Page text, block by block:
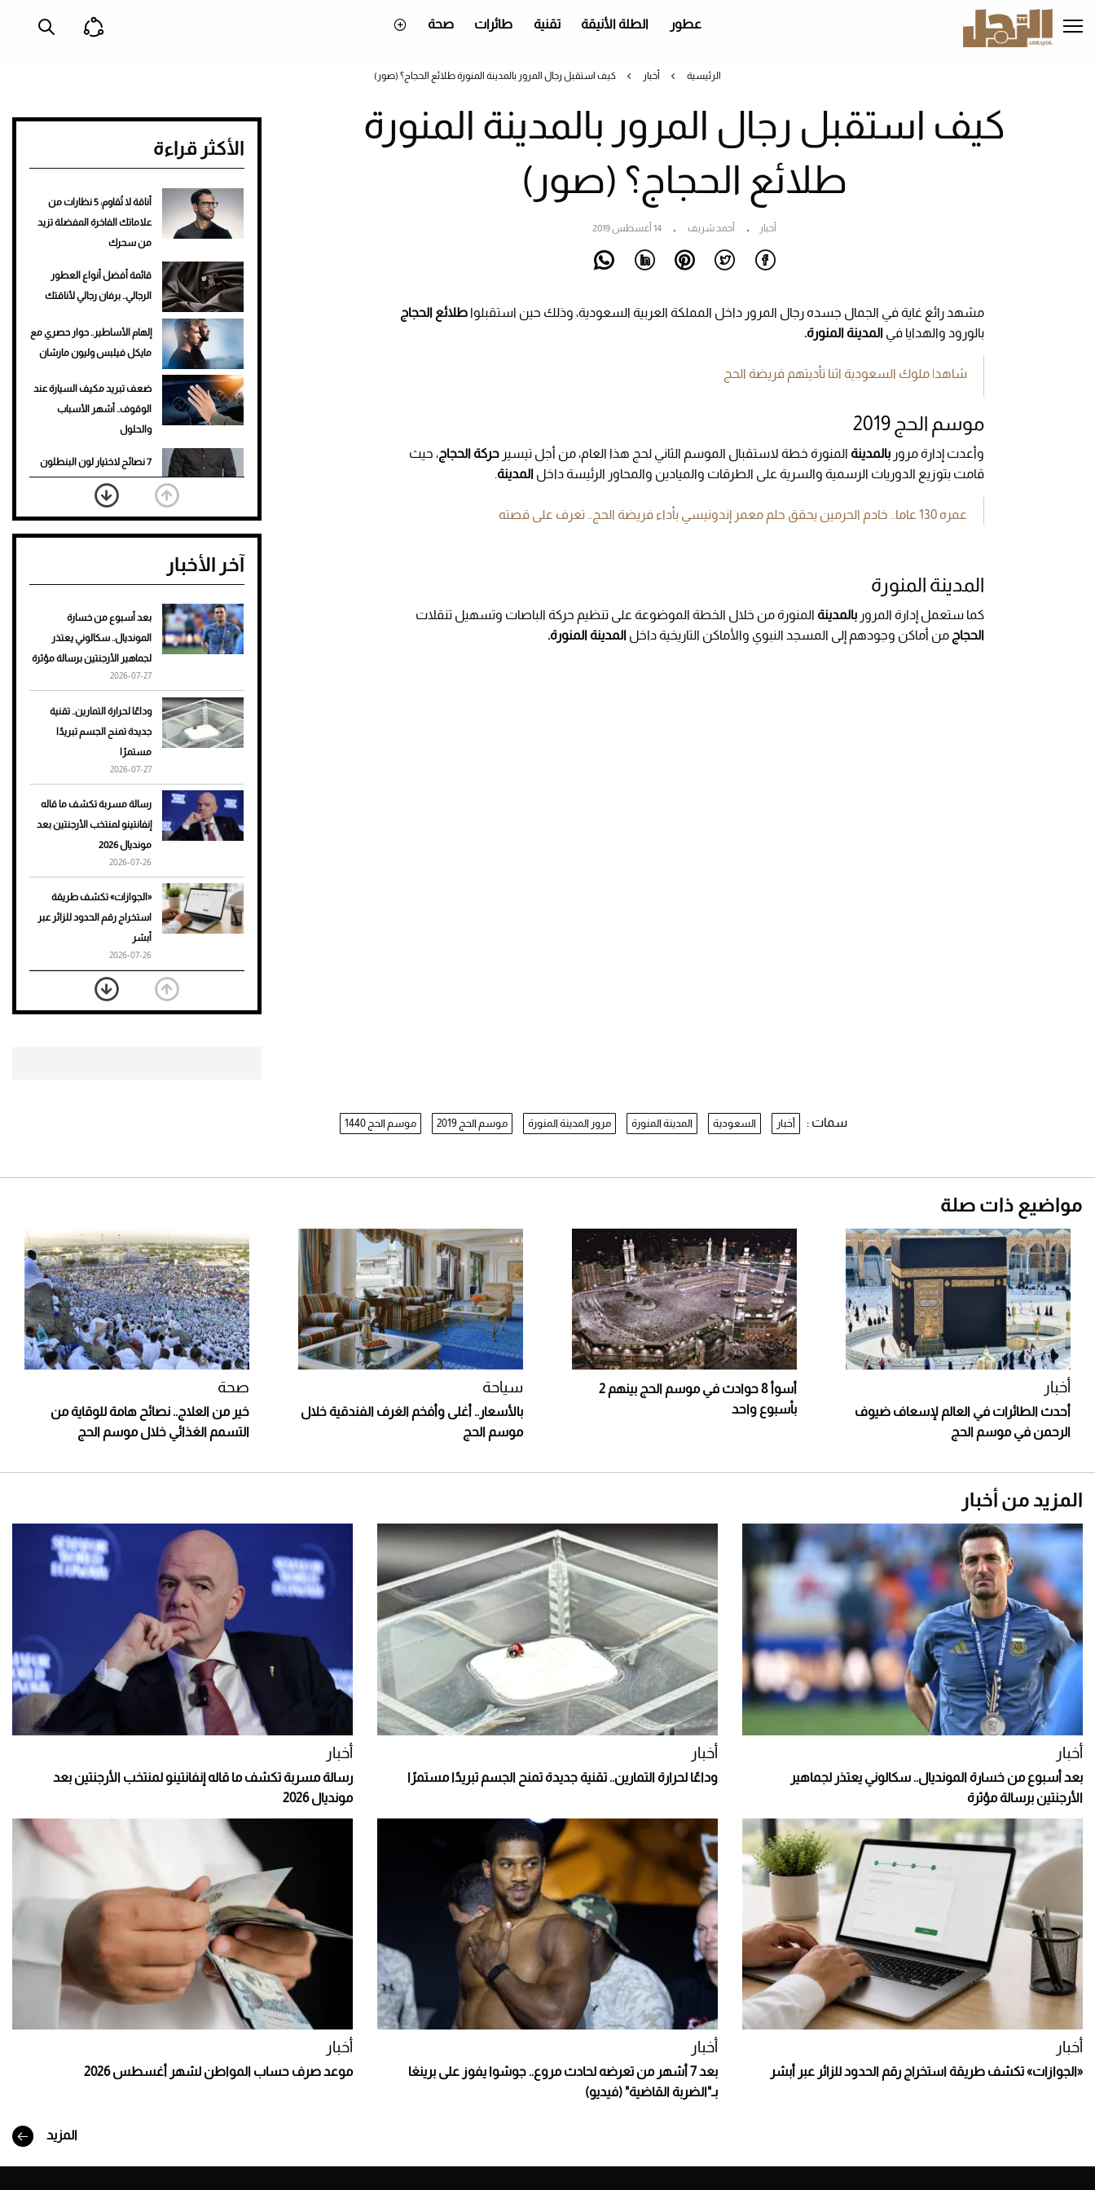
إلى
المحتوى
عطور الطلة الأنيقة تقنية طائرات صحة
الرئيسية أخبار كيف استقبل رجال المرور بالمدینة المنورة طلائع الحجاج؟ (صور)
كيف استقبل رجال المرور بالمدینة المنورة
طلائع الحجاج؟ (صور)
أخبار أحمد شريف 14 أغسطس 2019
مشهد رائع غاية في الجمال جسده رجال المرور داخل المملكة العربية السعودية، وذلك حين استقبلوا طلائع الحجاج
بالورود والھدایا في المدينة المنورة.
شاهد| ملوك السعودية اثنا تأديتهم فريضة الحج
موسم الحج 2019
وأعدت إدارة مرور بالمدينة المنورة خطة لاستقبال الموسم الثاني لحج ھذا العام، من أجل تيسير حركة الحجاج، حيث
قامت بتوزيع الدوريات الرسمیة والسرية على الطرقات والمیادين والمحاور الرئیسة داخل المدينة.
عمره 130 عاما.. خادم الحرمين يحقق حلم معمر إندونيسي بأداء فريضة الحج.. تعرف على قصته
المدينة المنورة
كما ستعمل إدارة المرور بالمدينة المنورة من خلال الخطة الموضوعة على تنظیم حركة الباصات وتسھیل تنقلات
الحجاج من أماكن وجودھم إلى المسجد النبوي والأماكن التاريخیة داخل المدينة المنورة.
الأكثر قراءة
أناقة لا تُقاوم: 5 نظارات من
علاماتك الفاخرة المفضلة تزيد
من سحرك
قائمة أفضل أنواع العطور
الرجالي.. برفان رجالي لأناقتك
إلهام الأساطير.. حوار حصري مع
مايكل فيلبس وليون مارشان
ضعف تبريد مكيف السيارة عند
الوقوف.. أشهر الأسباب
والحلول
7 نصائح لاختيار لون البنطلون
المناسب للقميص الأسود
نرى المستقبل من خلال
تصميماتنا.. كيف حجزت 1886
تمنحك فخامة استثنائية
هوى الأبطال
أفضل تدريج للشعر الطويل
لإطلالة جريئة وعصرية
للرجال
آخر الأخبار
بعد أسبوع من خسارة
المونديال.. سكالوني يعتذر
لجماهير الأرجنتين برسالة مؤثرة
2026-07-27
وداعًا لحرارة التمارين.. تقنية
جديدة تمنح الجسم تبريدًا
مستمرًا
2026-07-27
رسالة مسربة تكشف ما قاله
إنفانتينو لمنتخب الأرجنتين بعد
مونديال 2026
2026-07-26
«الجوازات» تكشف طريقة
استخراج رقم الحدود للزائر عبر
أبشر
2026-07-26
بعد 7 أشهر من تعرضه لحادث
مروع.. جوشوا يفوز على برينغا
يحدث في دوران الأرض؟
قبل ليلة النزال.. اكتمال وزن
أبطال "The Comeback" في
جدة (فيديو)
2026-07-25
"بوجاتي ميسترال" الاستثنائية
للبيع في مزاد مونتيري
2026-07-23
سمات : أخبار السعودية المدينة المنورة مرور المدينة المنورة موسم الحج 2019 موسم الحج 1440
مواضيع ذات صلة
أخبار
أحدث الطائرات في العالم لإسعاف ضيوف
الرحمن في موسم الحج
أسوأ 8 حوادث في موسم الحج بينهم 2
بأسبوع واحد
سياحة
بالأسعار.. أغلى وأفخم الغرف الفندقية خلال
موسم الحج
صحة
خير من العلاج.. نصائح هامة للوقاية من
التسمم الغذائي خلال موسم الحج
المزيد من أخبار
أخبار
بعد أسبوع من خسارة المونديال.. سكالوني يعتذر لجماهير
الأرجنتين برسالة مؤثرة
أخبار
وداعًا لحرارة التمارين.. تقنية جديدة تمنح الجسم تبريدًا مستمرًا
أخبار
رسالة مسربة تكشف ما قاله إنفانتينو لمنتخب الأرجنتين بعد
مونديال 2026
أخبار
«الجوازات» تكشف طريقة استخراج رقم الحدود للزائر عبر أبشر
أخبار
بعد 7 أشهر من تعرضه لحادث مروع.. جوشوا يفوز على برينغا
بـ"الضربة القاضية" (فيديو)
أخبار
موعد صرف حساب المواطن لشهر أغسطس 2026
المزيد